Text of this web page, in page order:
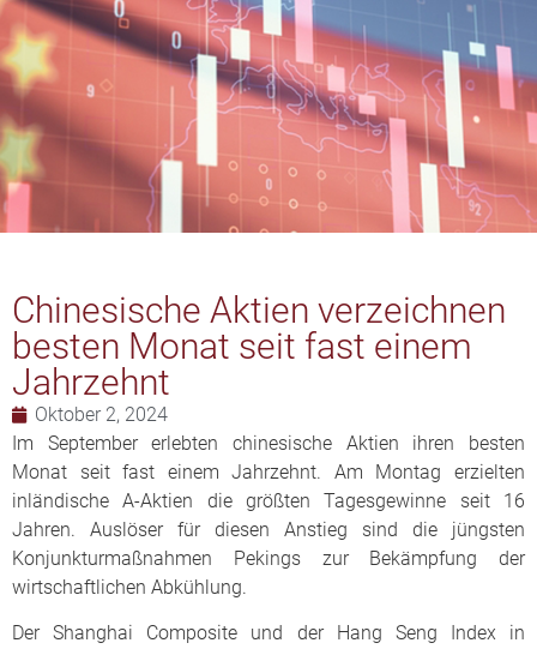
Chinesische Aktien verzeichnen
besten Monat seit fast einem
Jahrzehnt
Oktober 2, 2024
Im September erlebten chinesische Aktien ihren besten
Monat seit fast einem Jahrzehnt. Am Montag erzielten
inländische A-Aktien die größten Tagesgewinne seit 16
Jahren. Auslöser für diesen Anstieg sind die jüngsten
Konjunkturmaßnahmen Pekings zur Bekämpfung der
wirtschaftlichen Abkühlung.
Der Shanghai Composite und der Hang Seng Index in